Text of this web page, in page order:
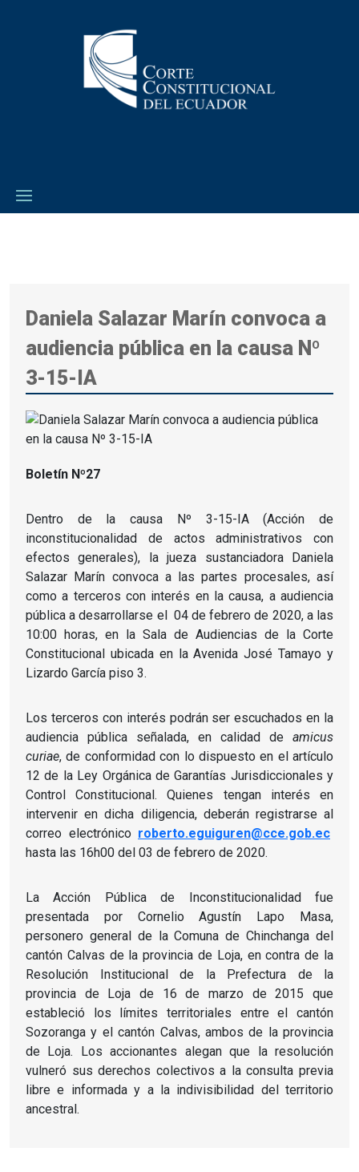
Daniela Salazar Marín convoca a
audiencia pública en la causa Nº
3-15-IA
Boletín Nº27
Dentro de la causa Nº 3-15-IA (Acción de
inconstitucionalidad de actos administrativos con
efectos generales), la jueza sustanciadora Daniela
Salazar Marín convoca a las partes procesales, así
como a terceros con interés en la causa, a audiencia
pública a desarrollarse el 04 de febrero de 2020, a las
10:00 horas, en la Sala de Audiencias de la Corte
Constitucional ubicada en la Avenida José Tamayo y
Lizardo García piso 3.
Los terceros con interés podrán ser escuchados en la
audiencia pública señalada, en calidad de amicus
curiae, de conformidad con lo dispuesto en el artículo
12 de la Ley Orgánica de Garantías Jurisdiccionales y
Control Constitucional. Quienes tengan interés en
intervenir en dicha diligencia, deberán registrarse al
correo electrónico roberto.eguiguren@cce.gob.ec
hasta las 16h00 del 03 de febrero de 2020.
La Acción Pública de Inconstitucionalidad fue
presentada por Cornelio Agustín Lapo Masa,
personero general de la Comuna de Chinchanga del
cantón Calvas de la provincia de Loja, en contra de la
Resolución Institucional de la Prefectura de la
provincia de Loja de 16 de marzo de 2015 que
estableció los límites territoriales entre el cantón
Sozoranga y el cantón Calvas, ambos de la provincia
de Loja. Los accionantes alegan que la resolución
vulneró sus derechos colectivos a la consulta previa
libre e informada y a la indivisibilidad del territorio
ancestral.